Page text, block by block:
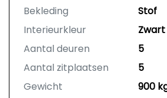
Bekleding
Stof
Interieurkleur
Zwart
Aantal deuren
5
Aantal zitplaatsen
5
Gewicht
900